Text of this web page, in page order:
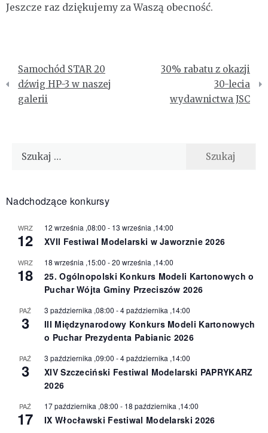
Jeszcze raz dziękujemy za Waszą obecność.
Nawigacja
wpisu
Samochód STAR 20
dźwig HP-3 w naszej
galerii
30% rabatu z okazji
30-lecia
wydawnictwa JSC
Szukaj:
Nadchodzące konkursy
WRZ
12
12 września ,08:00 - 13 września ,14:00
XVII Festiwal Modelarski w Jaworznie 2026
WRZ
18
18 września ,15:00 -20 września ,14:00
25. Ogólnopolski Konkurs Modeli Kartonowych o
Puchar Wójta Gminy Przeciszów 2026
PAŹ
3
3 października ,08:00 -4 października ,14:00
III Międzynarodowy Konkurs Modeli Kartonowych
o Puchar Prezydenta Pabianic 2026
PAŹ
3
3 października ,09:00 -4 października ,14:00
XIV Szczeciński Festiwal Modelarski PAPRYKARZ
2026
PAŹ
17
17 października ,08:00 - 18 października ,14:00
IX Włocławski Festiwal Modelarski 2026